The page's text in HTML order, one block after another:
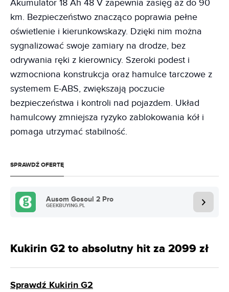
Akumulator 18 Ah 48 V zapewnia zasięg aż do 90
km. Bezpieczeństwo znacząco poprawia pełne
oświetlenie i kierunkowskazy. Dzięki nim można
sygnalizować swoje zamiary na drodze, bez
odrywania ręki z kierownicy. Szeroki podest i
wzmocniona konstrukcja oraz hamulce tarczowe z
systemem E-ABS, zwiększają poczucie
bezpieczeństwa i kontroli nad pojazdem. Układ
hamulcowy zmniejsza ryzyko zablokowania kół i
pomaga utrzymać stabilność.
SPRAWDŹ OFERTĘ
Ausom Gosoul 2 Pro
GEEKBUYING.PL
Kukirin G2 to absolutny hit za 2099 zł
Sprawdź Kukirin G2